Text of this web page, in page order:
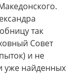
так
Совет
и не
уже найденных